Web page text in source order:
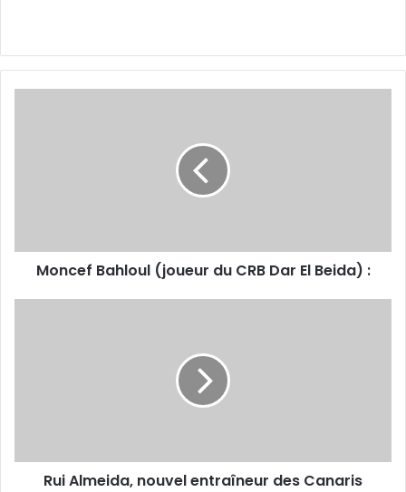
:
Moncef Bahloul (joueur du CRB Dar El Beida) :
Rui Almeida, nouvel entraîneur des Canaris